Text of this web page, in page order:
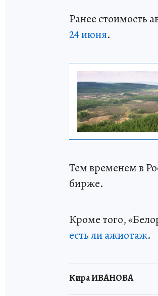
Ранее стоимость
24 июня.
Тем временем в
бирже.
Кроме того,
есть ли ажиотаж.
Кира ИВАНОВА